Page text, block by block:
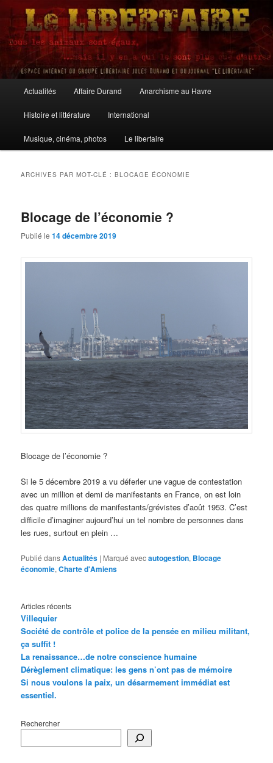
Aller
contenu
principal
Aller
contenu
secondaire
Le Libertaire
principal
Actualités Affaire Durand Anarchisme au Havre
Histoire et littérature International
Musique, cinéma, photos Le libertaire
ARCHIVES PAR MOT-CLÉ :BLOCAGE ÉCONOMIE
Blocage de l’économie ?
Publié le14 décembre 2019
Blocage de l’économie ?
Si le 5 décembre 2019 a vu déferler une vague de contestation
avec un million et demi de manifestants en France, on est loin
des quatre millions de manifestants/grévistes d’août 1953. C’est
difficile d’imaginer aujourd’hui un tel nombre de personnes dans
les rues, surtout en plein …
Publié dansActualités | Marqué avecautogestion, Blocage
économie,Charte d'Amiens
Articles récents
Villequier
Société de contrôle et police de la pensée en milieu militant,
ça suffit !
La renaissance…de notre conscience humaine
Dérèglement climatique: les gens n’ont pas de mémoire
Si nous voulons la paix, un désarmement immédiat est
essentiel.
Rechercher